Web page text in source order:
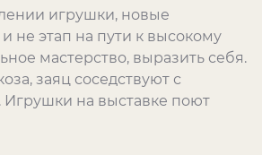
игрушки, новые
не этап на пути к высокому
мастерство, выразить себя.
заяц соседствуют с
на выставке поют